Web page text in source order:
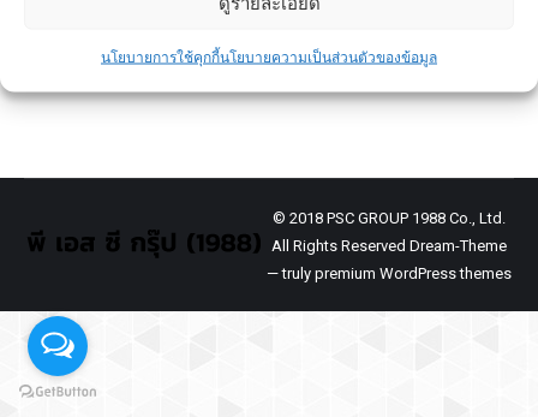
นโยบายการใช้คุกกี้นโยบายความเป็นส่วนตัวของข้อมูล
Byadmin November 14, 2020
8 เรื่องที่ต้องตรวจสอบ บ่อพักน้ำทิ้ง
© 2018 PSC GROUP 1988 Co., Ltd.
All Rights Reserved Dream-Theme
— truly premium WordPress themes